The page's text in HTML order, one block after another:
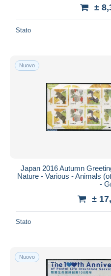
±
Stato
Nuovo
Japan 2016 Autumn
Nature - Various - Animals
-
±
Stato
Nuovo